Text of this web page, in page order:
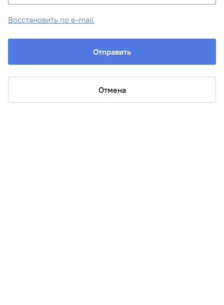
Восстановить по e-mail
Отправить
Отмена